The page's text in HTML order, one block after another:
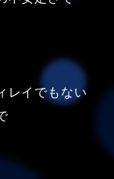
レイでもない